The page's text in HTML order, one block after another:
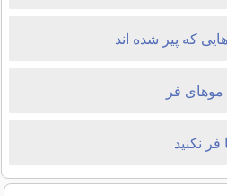
که پیر شده اند
موهای فر
نکنيد